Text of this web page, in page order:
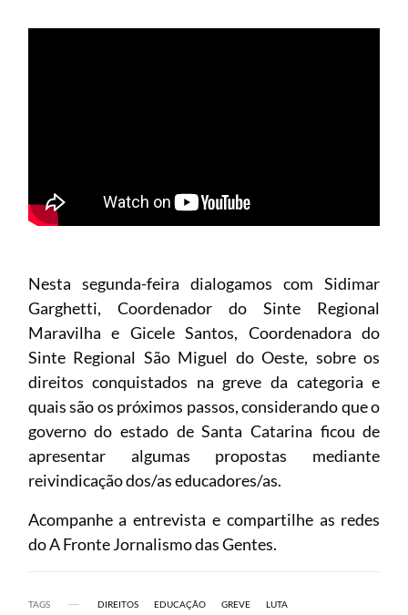
Nesta segunda-feira dialogamos com Sidimar
Garghetti, Coordenador do Sinte Regional
Maravilha e Gicele Santos, Coordenadora do
Sinte Regional São Miguel do Oeste, sobre os
direitos conquistados na greve da categoria e
quais são os próximos passos, considerando que o
governo do estado de Santa Catarina ficou de
apresentar algumas propostas mediante
reivindicação dos/as educadores/as.
Acompanhe a entrevista e compartilhe as redes
do A Fronte Jornalismo das Gentes.
TAGS DIREITOS EDUCAÇÃO GREVE LUTA